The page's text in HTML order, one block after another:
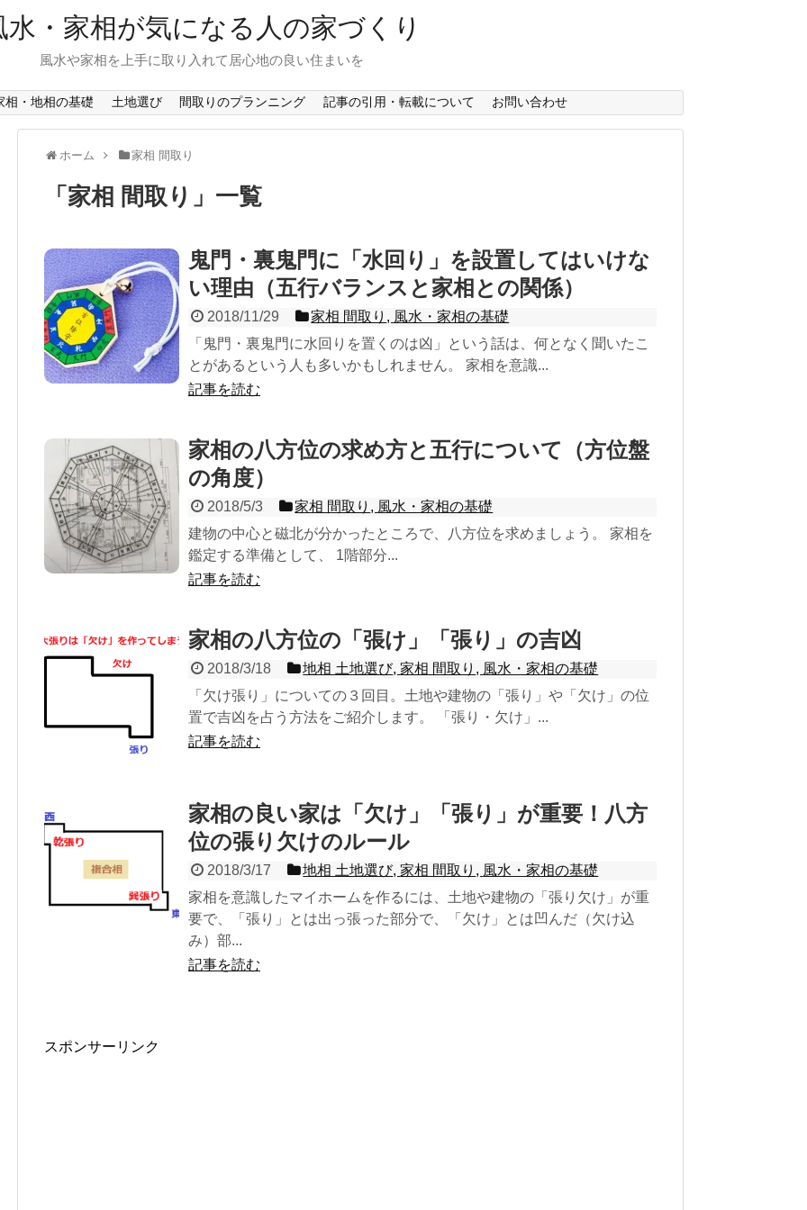
水・家相が気になる人の家づくり
風水や家相を上手に取り入れて居心地の良い住まいを
相・地相の基礎 土地選び 間取りのプランニング 記事の引用・転載について お問い合わせ
ホーム 家相 間取り
「 家相 間取り 」 一覧
鬼門・裏鬼門に「水回り」を設置してはいけな
い理由（五行バランスと家相との関係）
2018/11/29 家相 間取り , 風水・家相の基礎
「鬼門・裏鬼門に水回りを置くのは凶」という話は、何となく聞いたこ
とがあるという人も多いかもしれません。 家相を意識...
記事を読む
家相の八方位の求め方と五行について（方位盤
の角度）
2018/5/3 家相 間取り , 風水・家相の基礎
建物の中心と磁北が分かったところで、八方位を求めましょう。 家相を
鑑定する準備として、 1階部分...
記事を読む
家相の八方位の「張け」「張り」の吉凶
2018/3/18 地相 土地選び,家相 間取り , 風水・家相の基礎
「欠け張り」についての３回目。土地や建物の「張り」や「欠け」の位
置で吉凶を占う方法をご紹介します。 「張り・欠け」...
記事を読む
家相の良い家は「欠け」「張り」が重要！八方
位の張り欠けのルール
2018/3/17 地相 土地選び,家相 間取り , 風水・家相の基礎
家相を意識したマイホームを作るには、土地や建物の「張り欠け」が重
要で、「張り」とは出っ張った部分で、「欠け」とは凹んだ（欠け込
み）部...
記事を読む
スポンサーリンク